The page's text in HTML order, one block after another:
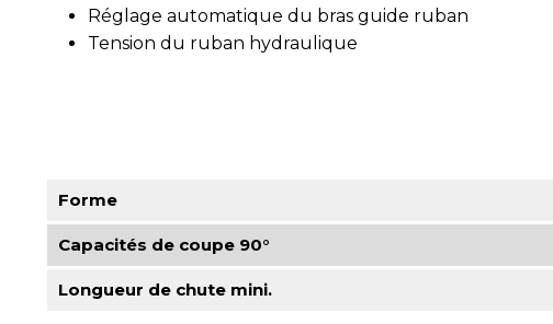
Réglage automatique du bras guide ruban
Tension du ruban hydraulique
Forme
Capacités de coupe 90°
Longueur de chute mini.